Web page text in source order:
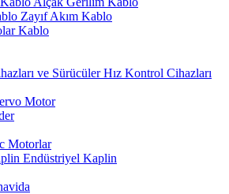
Zayıf Akım Kablo
Kablo
Hız Kontrol Cihazları
Motor
Motorlar
Endüstriyel Kaplin